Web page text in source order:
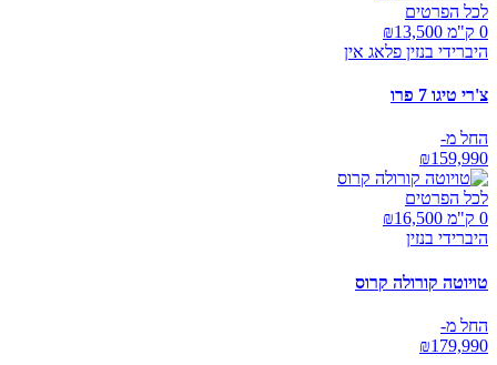
לכל הפרטים
0 ק"מ ₪
13,500
היברידי בנזין פלאג אין
צ'רי טיגו 7 פרו
החל מ-
₪159,990
לכל הפרטים
0 ק"מ ₪
16,500
היברידי בנזין
טויוטה קורולה קרוס
החל מ-
₪179,990